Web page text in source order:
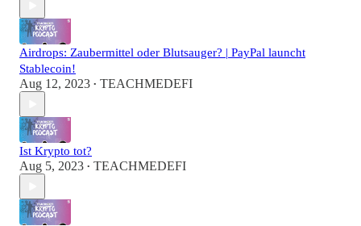
Airdrops: Zaubermittel oder Blutsauger? | PayPal launcht
Stablecoin!
Aug 12, 2023 • TEACHMEDEFI
Ist Krypto tot?
Aug 5, 2023 • TEACHMEDEFI